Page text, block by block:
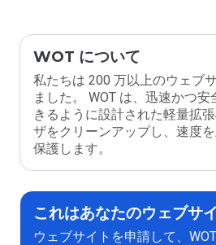
WOT について
私たちは 200 万以上のウェブ
ました。 WOT は、迅速かつ
きるように設計された軽量拡
ザをクリーンアップし、速度
保護します。
これはあなたのウェブサ
ウェブサイトを申請して、